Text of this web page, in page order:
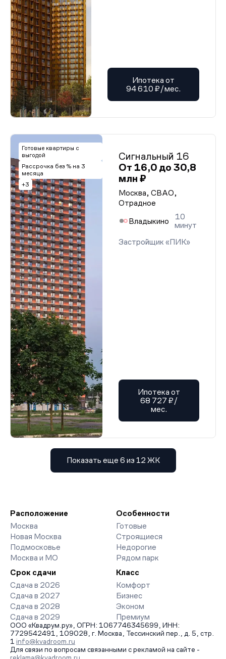
Ипотека от
94 610 ₽/мес.
Готовые квартиры с
выгодой
Рассрочка без % на 3
месяца
+3
Сигнальный 16
От 16,0 до 30,8
млн ₽
Москва, СВАО,
Отрадное
Владыкино
10
минут
Застройщик «ПИК»
Ипотека от
68 727 ₽/
мес.
Показать еще 6 из 12 ЖК
Расположение
Москва
Новая Москва
Подмосковье
Москва и МО
Особенности
Готовые
Строящиеся
Недорогие
Рядом парк
Срок сдачи
Сдача в 2026
Сдача в 2027
Сдача в 2028
Сдача в 2029
Класс
Комфорт
Бизнес
Эконом
Премиум
ООО «Квадрум.ру», ОГРН: 1067746345699, ИНН:
7729542491, 109028, г. Москва, Тессинский пер., д. 5, стр.
1 info@kvadroom.ru
Для связи по вопросам связанными с рекламой на сайте -